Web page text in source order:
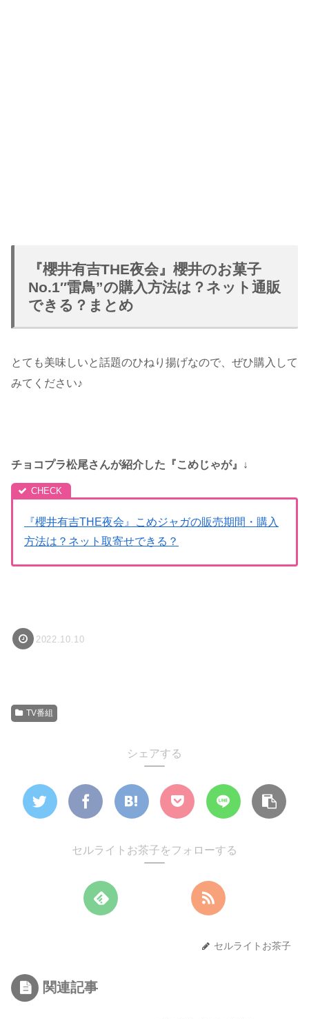
『櫻井有吉THE夜会』櫻井のお菓子
No.1″雷鳥”の購入方法は？ネット通販
できる？まとめ
とても美味しいと話題のひねり揚げなので、ぜひ購入して
みてください♪
チョコプラ松尾さんが紹介した『こめじゃが』↓
『櫻井有吉THE夜会』こめジャガの販売期間・購入
方法は？ネット取寄せできる？
2022.10.10
TV番組
シェアする
セルライトお茶子をフォローする
セルライトお茶子
関連記事